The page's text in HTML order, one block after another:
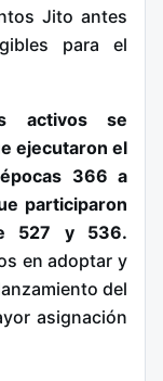
Jito antes
para el
activos se
ejecutaron el
366 a
participaron
527 y 536.
en adoptar y
del
asignación